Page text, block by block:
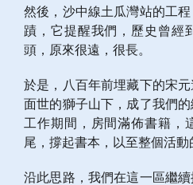
然後，沙中線土瓜灣站的工
蹟，它提醒我們，歷史曾經
頭，原來很遠，很長。
於是，八百年前埋藏下的宋
面世的獅子山下，成了我們
工作期間，房間滿佈書籍，
尾，撐起書本，以至整個活動
沿此思路，我們在這一區繼